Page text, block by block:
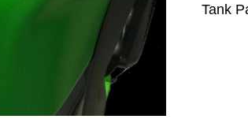
Tank